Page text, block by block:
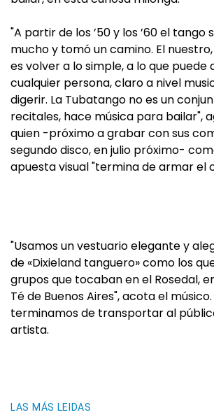
"A partir de los ’50 y los ’60 el tango
mucho y tomó un camino. El
es volver a lo simple, a lo que puede
cualquier persona, claro a nivel
digerir. La Tubatango no es un
recitales, hace música para bailar",
quien -próximo a grabar con sus
segundo disco, en julio próximo-
apuesta visual "termina de armar el
"Usamos un vestuario elegante y
de «Dixieland tanguero» como los
grupos que tocaban en el Rosedal,
Té de Buenos Aires", acota el
terminamos de transportar al
artista.
LAS MÁS LEIDAS